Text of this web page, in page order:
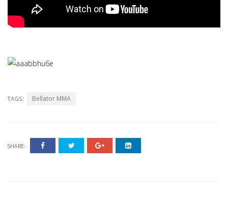
TAGS: Bellator MMA
SHARE: